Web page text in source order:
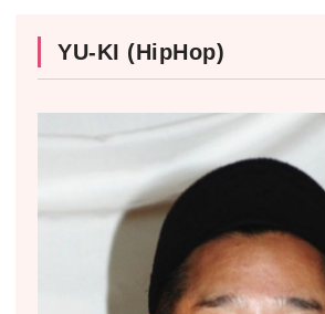
YU-KI (HipHop)